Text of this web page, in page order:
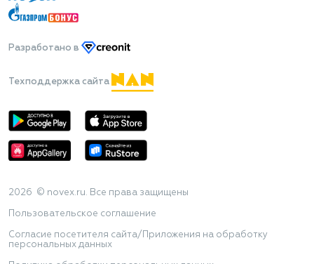
Разработано в
Техподдержка сайта
2026 © novex.ru. Все права защищены
Пользовательское соглашение
Согласие посетителя сайта/Приложения на обработку
персональных данных